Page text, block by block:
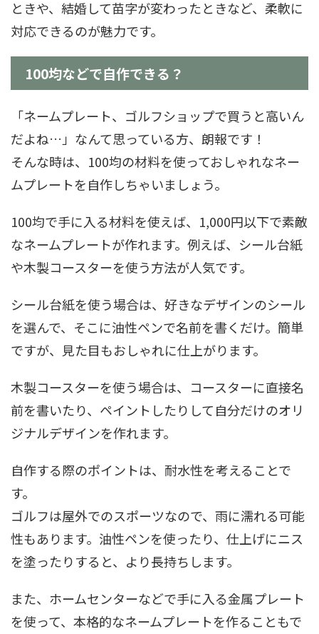
ときや、結婚して苗字が変わったときなど、柔軟に
対応できるのが魅力です。
100均などで自作できる？
「ネームプレート、ゴルフショップで買うと高いん
だよね…」なんて思っている方、朗報です！
そんな時は、100均の材料を使っておしゃれなネー
ムプレートを自作しちゃいましょう。
100均で手に入る材料を使えば、1,000円以下で素敵
なネームプレートが作れます。例えば、シール台紙
や木製コースターを使う方法が人気です。
シール台紙を使う場合は、好きなデザインのシール
を選んで、そこに油性ペンで名前を書くだけ。簡単
ですが、見た目もおしゃれに仕上がります。
木製コースターを使う場合は、コースターに直接名
前を書いたり、ペイントしたりして自分だけのオリ
ジナルデザインを作れます。
自作する際のポイントは、耐水性を考えることで
す。
ゴルフは屋外でのスポーツなので、雨に濡れる可能
性もあります。油性ペンを使ったり、仕上げにニス
を塗ったりすると、より長持ちします。
また、ホームセンターなどで手に入る金属プレート
を使って、本格的なネームプレートを作ることもで